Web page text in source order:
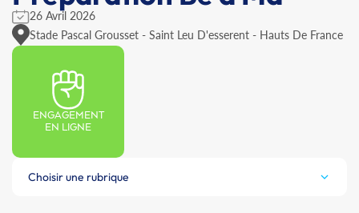
26 Avril 2026
Stade Pascal Grousset - Saint Leu D'esserent - Hauts De France
ENGAGEMENT
EN LIGNE
Choisir une rubrique